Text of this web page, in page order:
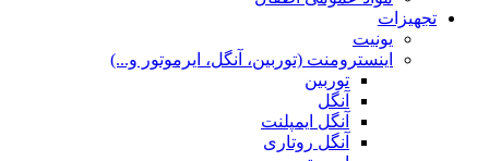
تجهیزات
یونیت
اینسترومنت (توربین، آنگل، ایرموتور و...)
توربین
آنگل
آنگل ایمپلنت
آنگل روتاری